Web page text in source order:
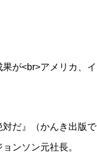
が<br>アメリカ、イ
だ』（かんき出版で
ンソン元社長。